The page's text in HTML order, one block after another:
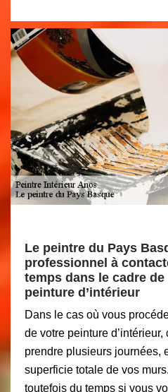
Le peintre du Pays
professionnel à
temps dans le cadre
peinture d’intérieur
Dans le cas où vous
de votre peinture
prendre plusieurs journées,
superficie totale de vos
toutefois du temps si vous